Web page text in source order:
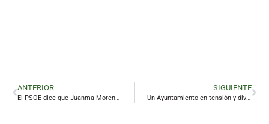
ANTERIOR
El PSOE dice que Juanma Moreno «vende humo» a los linarenses
SIGUIENTE
Un Ayuntamiento en tensión y dividido